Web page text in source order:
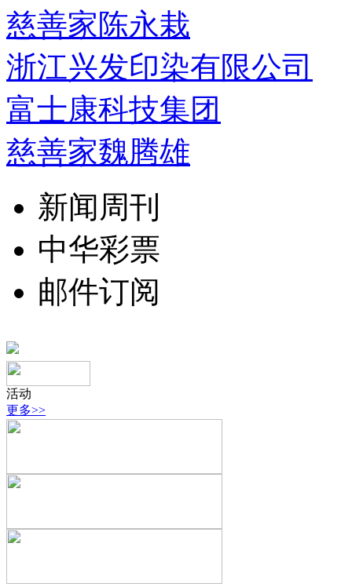
慈善家陈永栽
浙江兴发印染有限公司
富士康科技集团
慈善家魏腾雄
新闻周刊
中华彩票
邮件订阅
活动
更多>>